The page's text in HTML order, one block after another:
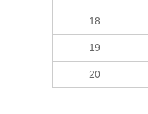
18
19
20